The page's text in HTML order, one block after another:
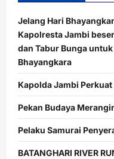
Jelang Hari
Kapolresta Jambi
dan Tabur Bunga
Bhayangkara
Kapolda Jambi
Pekan Budaya
Pelaku Samurai
BATANGHARI RIVER